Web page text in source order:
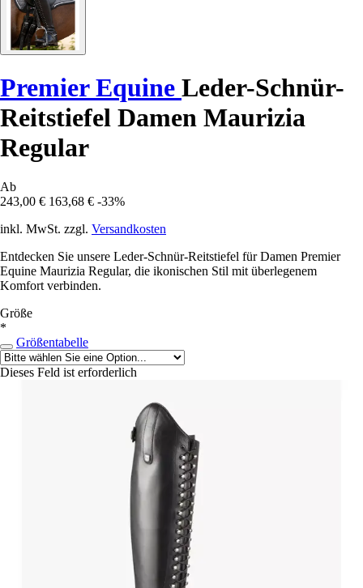
Premier Equine Leder-Schnür-
Reitstiefel Damen Maurizia
Regular
Ab
243,00 € 163,68 € -33%
inkl. MwSt. zzgl. Versandkosten
Entdecken Sie unsere Leder-Schnür-Reitstiefel für Damen Premier
Equine Maurizia Regular, die ikonischen Stil mit überlegenem
Komfort verbinden.
Größe
*
Größentabelle
Dieses Feld ist erforderlich